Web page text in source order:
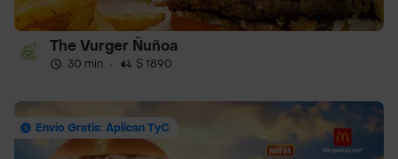
The Vurger Ñuñoa
30 min · $ 1890
Envío Gratis: Aplican TyC